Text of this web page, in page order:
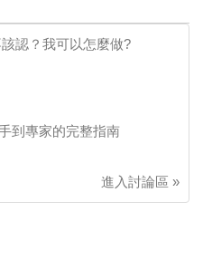
認？我可以怎麼做?
到專家的完整指南
進入討論區 »